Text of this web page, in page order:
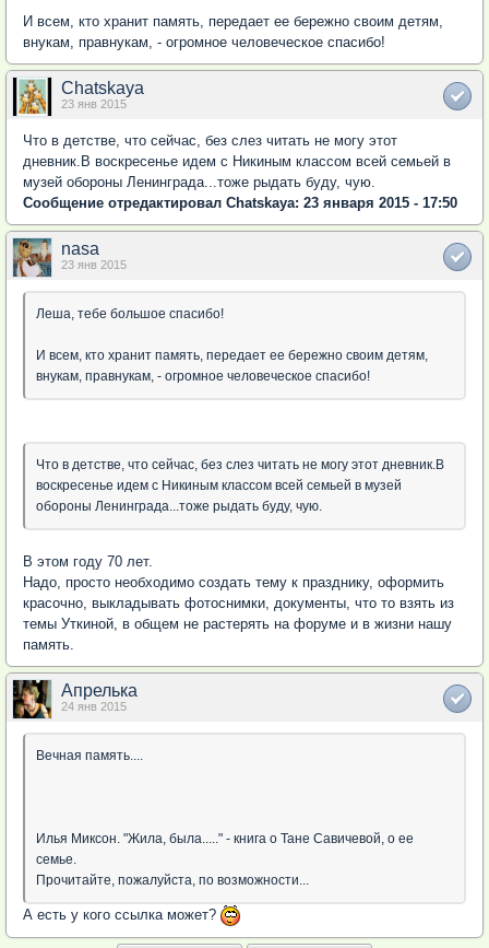
И всем, кто хранит память, передает ее бережно своим детям,
внукам, правнукам, - огромное человеческое спасибо!
Chatskaya
23 янв 2015
Что в детстве, что сейчас, без слез читать не могу этот
дневник.В воскресенье идем с Никиным классом всей семьей в
музей обороны Ленинграда...тоже рыдать буду, чую.
Сообщение отредактировал Chatskaya: 23 января 2015 - 17:50
nasa
23 янв 2015
Леша, тебе большое спасибо!
И всем, кто хранит память, передает ее бережно своим детям,
внукам, правнукам, - огромное человеческое спасибо!
Что в детстве, что сейчас, без слез читать не могу этот дневник.В
воскресенье идем с Никиным классом всей семьей в музей
обороны Ленинграда...тоже рыдать буду, чую.
В этом году 70 лет.
Надо, просто необходимо создать тему к празднику, оформить
красочно, выкладывать фотоснимки, документы, что то взять из
темы Уткиной, в общем не растерять на форуме и в жизни нашу
память.
Апрелька
24 янв 2015
Вечная память....
Илья Миксон. "Жила, была....." - книга о Тане Савичевой, о ее
семье.
Прочитайте, пожалуйста, по возможности...
А есть у кого ссылка может?